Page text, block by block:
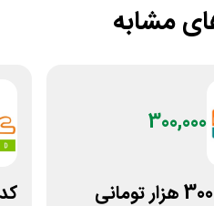
مشابه
300,000
کد تخفیف 300 هزار تومانی